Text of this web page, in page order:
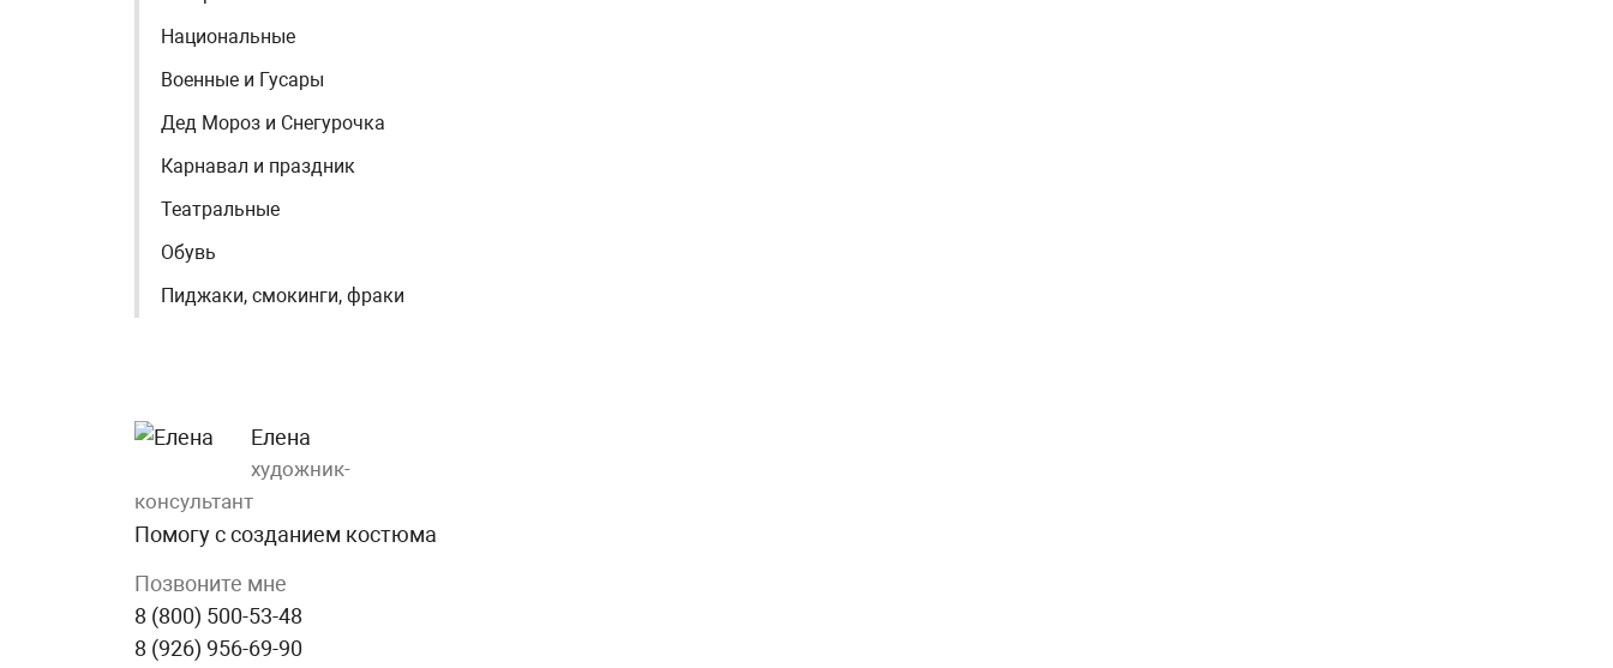
Национальные
Военные и Гусары
Дед Мороз и Снегурочка
Карнавал и праздник
Театральные
Обувь
Пиджаки, смокинги, фраки
Елена
художник-
консультант
Помогу с созданием костюма
Позвоните мне
8 (800) 500-53-48
8 (926) 956-69-90